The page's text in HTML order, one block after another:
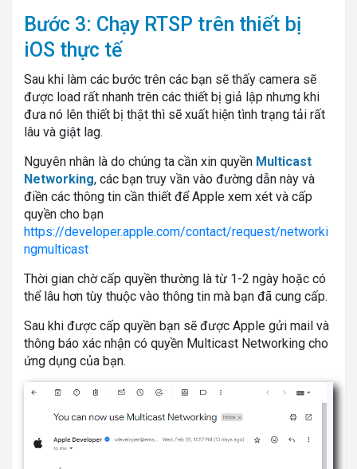
Bước 3: Chạy RTSP trên thiết bị
iOS thực tế
Sau khi làm các bước trên các bạn sẽ thấy camera sẽ
được load rất nhanh trên các thiết bị giả lập nhưng khi
đưa nó lên thiết bị thật thì sẽ xuất hiện tình trạng tải rất
lâu và giật lag.
Nguyên nhân là do chúng ta cần xin quyền Multicast
Networking, các bạn truy vần vào đường dẫn này và
điền các thông tin cần thiết để Apple xem xét và cấp
quyền cho bạn
https://developer.apple.com/contact/request/networki
ngmulticast
Thời gian chờ cấp quyền thường là từ 1-2 ngày hoặc có
thể lâu hơn tùy thuộc vào thông tin mà bạn đã cung cấp.
Sau khi được cấp quyền bạn sẽ được Apple gửi mail và
thông báo xác nhận có quyền Multicast Networking cho
ứng dụng của bạn.